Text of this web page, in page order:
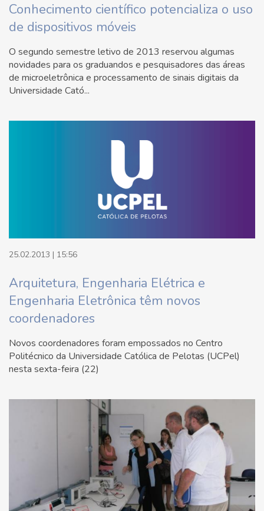
Conhecimento científico potencializa o uso
de dispositivos móveis
O segundo semestre letivo de 2013 reservou algumas
novidades para os graduandos e pesquisadores das áreas
de microeletrônica e processamento de sinais digitais da
Universidade Cató...
25.02.2013 | 15:56
Arquitetura, Engenharia Elétrica e
Engenharia Eletrônica têm novos
coordenadores
Novos coordenadores foram empossados no Centro
Politécnico da Universidade Católica de Pelotas (UCPel)
nesta sexta-feira (22)